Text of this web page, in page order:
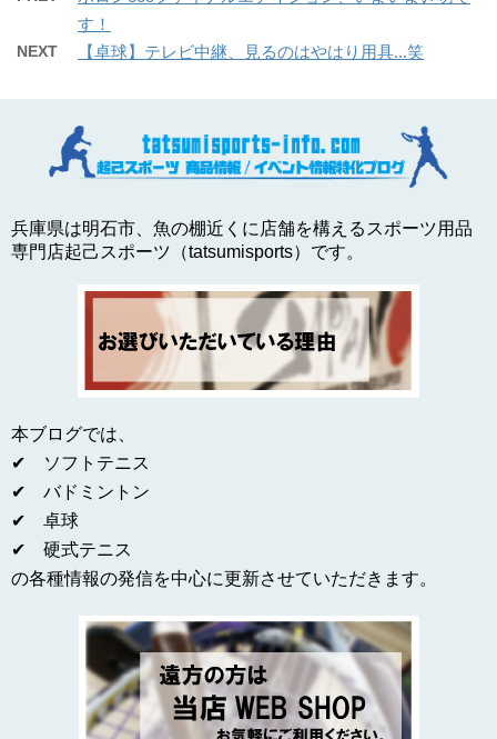
す！
NEXT 【卓球】テレビ中継、見るのはやはり用具...笑
兵庫県は明石市、魚の棚近くに店舗を構えるスポーツ用品
専門店起己スポーツ（tatsumisports）です。
本ブログでは、
✔ ソフトテニス
✔ バドミントン
✔ 卓球
✔ 硬式テニス
の各種情報の発信を中心に更新させていただきます。